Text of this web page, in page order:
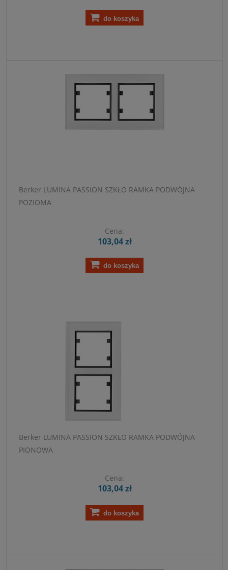
do koszyka
Berker LUMINA PASSION SZKŁO RAMKA PODWÓJNA
POZIOMA
Cena:
103,04 zł
do koszyka
Berker LUMINA PASSION SZKŁO RAMKA PODWÓJNA
PIONOWA
Cena:
103,04 zł
do koszyka